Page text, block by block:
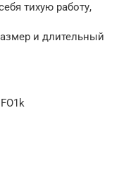
тихую работу,
и длительный